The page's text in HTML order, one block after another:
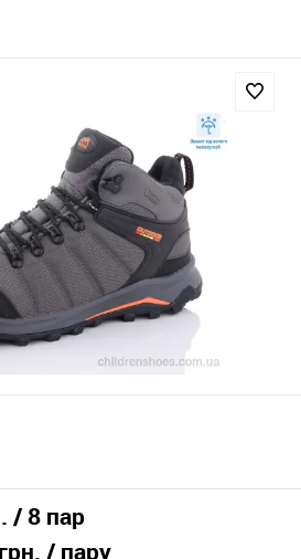
/ 8 пар
/ пару